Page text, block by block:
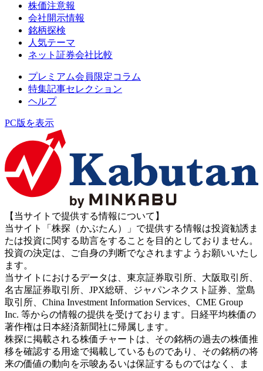
株価注意報
会社開示情報
銘柄探検
人気テーマ
ネット証券会社比較
プレミアム会員限定コラム
特集記事セレクション
ヘルプ
PC版を表示
【当サイトで提供する情報について】
当サイト「株探（かぶたん）」で提供する情報は投資勧誘ま
たは投資に関する助言をすることを目的としておりません。
投資の決定は、ご自身の判断でなされますようお願いいたし
ます。
当サイトにおけるデータは、東京証券取引所、大阪取引所、
名古屋証券取引所、JPX総研、ジャパンネクスト証券、堂島
取引所、China Investment Information Services、CME Group
Inc. 等からの情報の提供を受けております。日経平均株価の
著作権は日本経済新聞社に帰属します。
株探に掲載される株価チャートは、その銘柄の過去の株価推
移を確認する用途で掲載しているものであり、その銘柄の将
来の価値の動向を示唆あるいは保証するものではなく、ま